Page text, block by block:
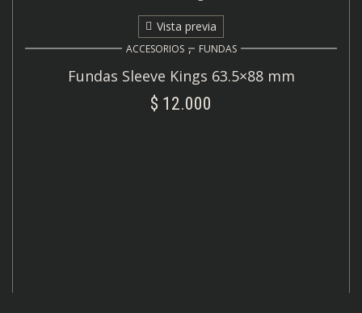
Vista previa
ACCESORIOS , FUNDAS
Fundas Sleeve Kings 63.5×88 mm
$ 12.000